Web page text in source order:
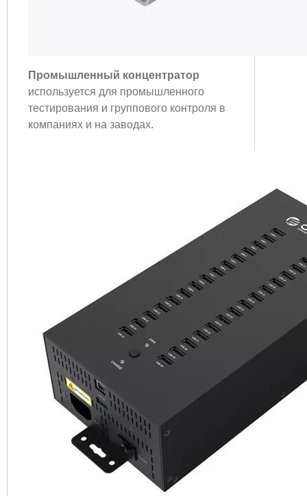
Промышленный концентратор
используется для промышленного
тестирования и группового контроля в
компаниях и на заводах.